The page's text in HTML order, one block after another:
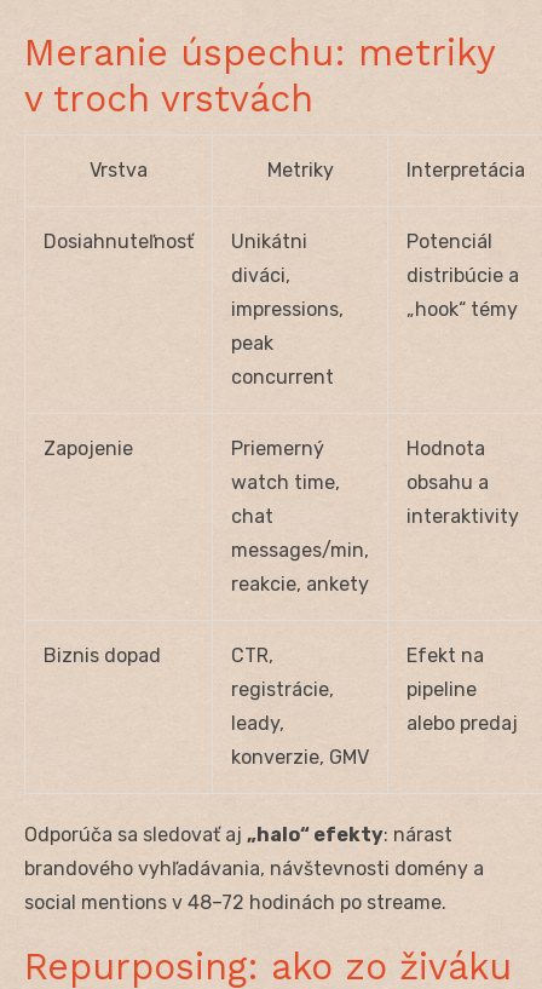
Meranie úspechu: metriky
v troch vrstvách
Vrstva Metriky Interpretácia
Dosiahnuteľnosť
Unikátni
diváci,
impressions,
peak
concurrent
Potenciál
distribúcie a
„hook“ témy
Zapojenie
Priemerný
watch time,
chat
messages/min,
reakcie, ankety
Hodnota
obsahu a
interaktivity
Biznis dopad
CTR,
registrácie,
leady,
konverzie, GMV
Efekt na
pipeline
alebo predaj
Odporúča sa sledovať aj „halo“ efekty: nárast
brandového vyhľadávania, návštevnosti domény a
social mentions v 48–72 hodinách po streame.
Repurposing: ako zo živáku